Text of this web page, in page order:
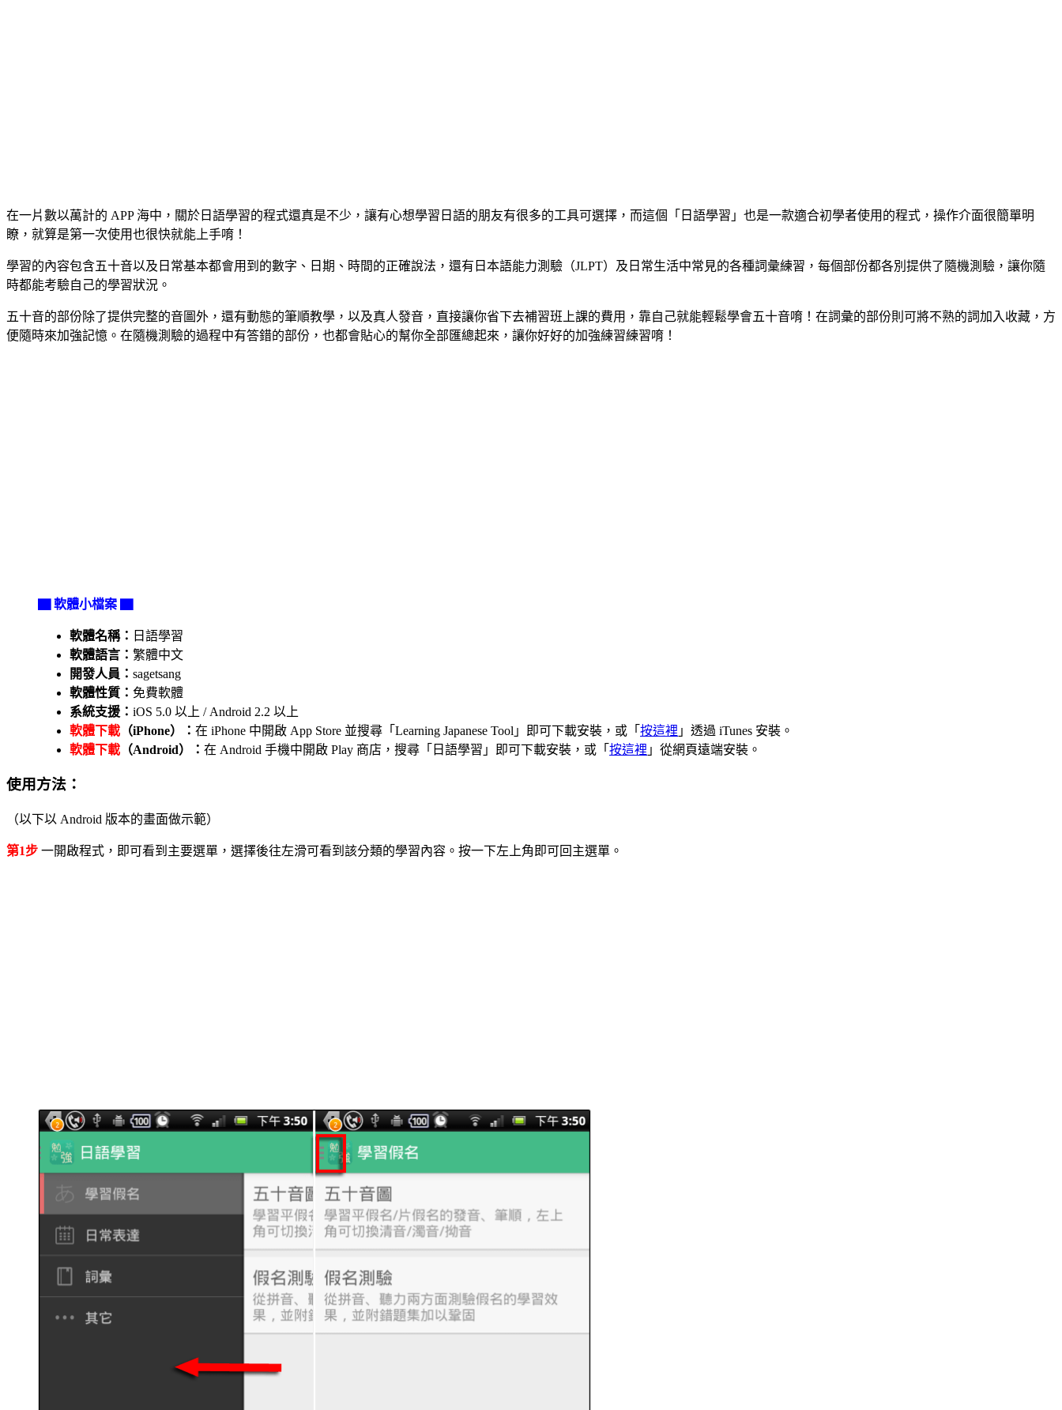
在一片數以萬計的 APP 海中，關於日語學習的程式還真是不少，讓有心想學習日語的朋友有很多的工具可選擇，而這個「日語學習」也是一款適合初學者使用的程式，操作介面很簡單明
瞭，就算是第一次使用也很快就能上手唷！
學習的內容包含五十音以及日常基本都會用到的數字、日期、時間的正確說法，還有日本語能力測驗（JLPT）及日常生活中常見的各種詞彙練習，每個部份都各別提供了隨機測驗，讓你隨
時都能考驗自己的學習狀況。
五十音的部份除了提供完整的音圖外，還有動態的筆順教學，以及真人發音，直接讓你省下去補習班上課的費用，靠自己就能輕鬆學會五十音唷！在詞彙的部份則可將不熟的詞加入收藏，方
便隨時來加強記憶。在隨機測驗的過程中有答錯的部份，也都會貼心的幫你全部匯總起來，讓你好好的加強練習練習唷！
▇ 軟體小檔案 ▇
軟體名稱： 日語學習
軟體語言： 繁體中文
開發人員： sagetsang
軟體性質： 免費軟體
系統支援： iOS 5.0 以上 / Android 2.2 以上
軟體下載 （iPhone）： 在 iPhone 中開啟 App Store 並搜尋「Learning Japanese Tool」即可下載安裝，或「 按這裡 」透過 iTunes 安裝。
軟體下載 （Android）： 在 Android 手機中開啟 Play 商店，搜尋「日語學習」即可下載安裝，或「 按這裡 」從網頁遠端安裝。
使用方法：
（以下以 Android 版本的畫面做示範）
第1步 一開啟程式，即可看到主要選單，選擇後往左滑可看到該分類的學習內容。按一下左上角即可回主選單。